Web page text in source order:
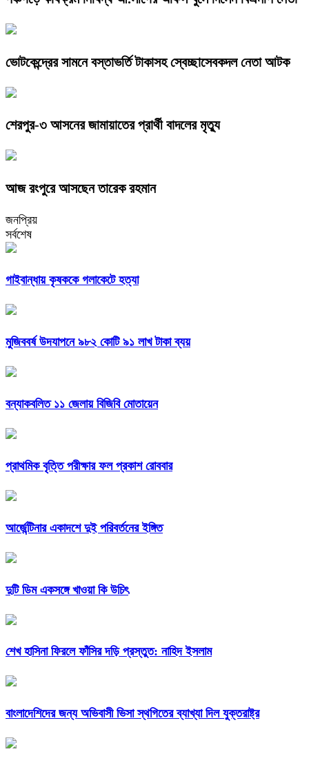
ভোটকেন্দ্রের সামনে বস্তাভর্তি টাকাসহ স্বেচ্ছাসেবকদল নেতা আটক
শেরপুর-৩ আসনের জামায়াতের প্রার্থী বাদলের মৃত্যু
আজ রংপুরে আসছেন তারেক রহমান
জনপ্রিয়
সর্বশেষ
গাইবান্ধায় কৃষককে গলাকেটে হত্যা
মুজিববর্ষ উদযাপনে ৯৮২ কোটি ৯১ লাখ টাকা ব্যয়
বন্যাকবলিত ১১ জেলায় বিজিবি মোতায়েন
প্রাথমিক বৃত্তি পরীক্ষার ফল প্রকাশ রোববার
আর্জেন্টিনার একাদশে দুই পরিবর্তনের ইঙ্গিত
দুটি ডিম একসঙ্গে খাওয়া কি উচিৎ
শেখ হাসিনা ফিরলে ফাঁসির দড়ি প্রস্তুত: নাহিদ ইসলাম
বাংলাদেশিদের জন্য অভিবাসী ভিসা স্থগিতের ব্যাখ্যা দিল যুক্তরাষ্ট্র